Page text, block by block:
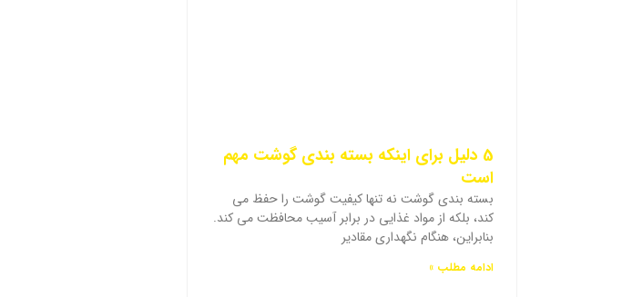
5 دلیل برای اینکه بسته بندی گوشت مهم
است
بسته بندی گوشت نه تنها کیفیت گوشت را حفظ می
کند، بلکه از مواد غذایی در برابر آسیب محافظت می کند.
بنابراین، هنگام نگهداری مقادیر
ادامه مطلب »